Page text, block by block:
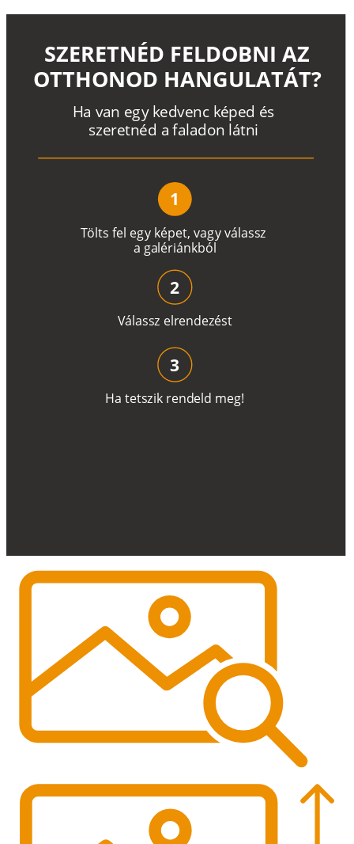
Tölts fel egy képet, vagyválassz
a galériánkból
Ha van egy kedvenc képed és
szeretnéd a faladon látni
SZERETNÉD FELDOBNI AZ
OTTHONOD HANGULATÁT?
1
Válassz elrendezést
2
Ha tetszik rendeld meg!
3